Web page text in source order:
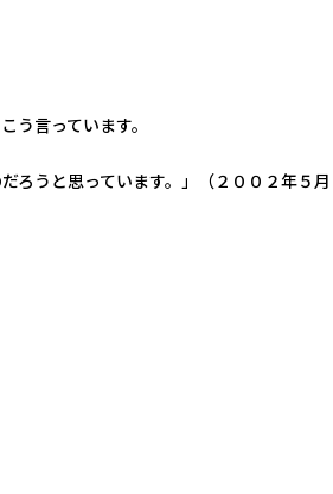
う言っています。
ろうと思っています。」（２００２年５